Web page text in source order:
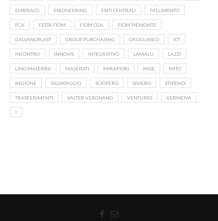
EMBRACO ENGINEERING ENTI CENTRALI FALLIMENTO
FCA FESTA FIOM FIOM CGIL FIOM PIEMONTE
GALVANOPLAST GROUP PURCHASING GRUGLIASCO ICT
INCONTRO INNOVIS INTEGRATIVO LAMALU LAZZI
LINO MALERBA MASERATI MIRAFIORI MISE MITO
REGIONE SALVATAGGIO SCIOPERO SIVIERO STIPENDI
TRASFERIMENTI VALTER VERGNANO VENTURES VERMENA
⁹